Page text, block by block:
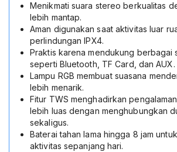
Menikmati suara stereo berkualitas
lebih mantap.
Aman digunakan saat aktivitas luar
perlindungan IPX4.
Praktis karena mendukung berbagai
seperti Bluetooth, TF Card, dan AUX.
Lampu RGB membuat suasana
lebih menarik.
Fitur TWS menghadirkan
lebih luas dengan menghubungkan
sekaligus.
Baterai tahan lama hingga 8 jam
aktivitas sepanjang hari.